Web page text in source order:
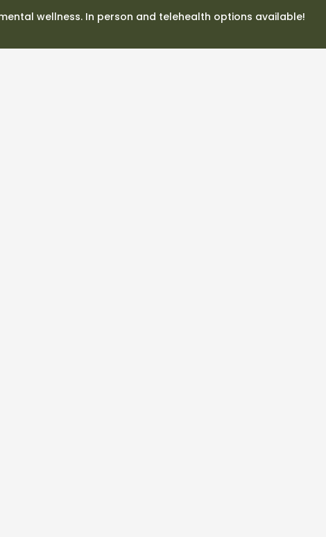
wellness. In person and telehealth options available!